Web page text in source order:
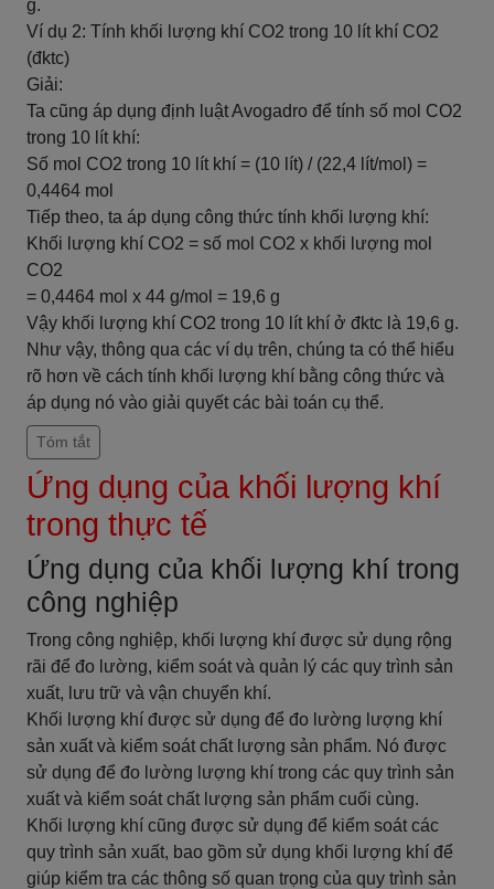
g.
Ví dụ 2: Tính khối lượng khí CO2 trong 10 lít khí CO2
(đktc)
Giải:
Ta cũng áp dụng định luật Avogadro để tính số mol CO2
trong 10 lít khí:
Số mol CO2 trong 10 lít khí = (10 lít) / (22,4 lít/mol) =
0,4464 mol
Tiếp theo, ta áp dụng công thức tính khối lượng khí:
Khối lượng khí CO2 = số mol CO2 x khối lượng mol
CO2
= 0,4464 mol x 44 g/mol = 19,6 g
Vậy khối lượng khí CO2 trong 10 lít khí ở đktc là 19,6 g.
Như vậy, thông qua các ví dụ trên, chúng ta có thể hiểu
rõ hơn về cách tính khối lượng khí bằng công thức và
áp dụng nó vào giải quyết các bài toán cụ thể.
Tóm tắt
Ứng dụng của khối lượng khí
trong thực tế
Ứng dụng của khối lượng khí trong
công nghiệp
Trong công nghiệp, khối lượng khí được sử dụng rộng
rãi để đo lường, kiểm soát và quản lý các quy trình sản
xuất, lưu trữ và vận chuyển khí.
Khối lượng khí được sử dụng để đo lường lượng khí
sản xuất và kiểm soát chất lượng sản phẩm. Nó được
sử dụng để đo lường lượng khí trong các quy trình sản
xuất và kiểm soát chất lượng sản phẩm cuối cùng.
Khối lượng khí cũng được sử dụng để kiểm soát các
quy trình sản xuất, bao gồm sử dụng khối lượng khí để
giúp kiểm tra các thông số quan trọng của quy trình sản